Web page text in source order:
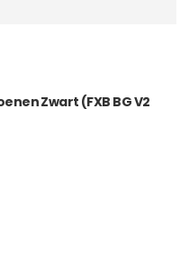
Zwart (FXB BG V2